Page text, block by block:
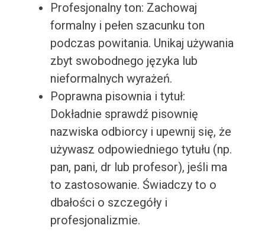
Profesjonalny ton: Zachowaj
formalny i pełen szacunku ton
podczas powitania. Unikaj używania
zbyt swobodnego języka lub
nieformalnych wyrażeń.
Poprawna pisownia i tytuł:
Dokładnie sprawdź pisownię
nazwiska odbiorcy i upewnij się, że
używasz odpowiedniego tytułu (np.
pan, pani, dr lub profesor), jeśli ma
to zastosowanie. Świadczy to o
dbałości o szczegóły i
profesjonalizmie.